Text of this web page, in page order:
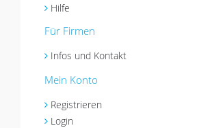
Hilfe
Für Firmen
Infos und Kontakt
Mein Konto
Registrieren
Login